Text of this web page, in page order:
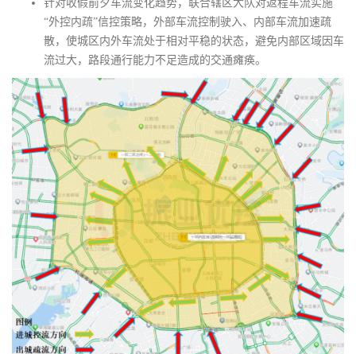
针对收假前夕车流变化趋势，联合辖区大队对返程车流实施
“外控内疏”信控策略，外部车流控制驶入、内部车流加速疏
散，使城区内外车流处于相对平稳的状态，避免内部区域因车
流过大，路段通行能力不足造成的交通瘫痪。